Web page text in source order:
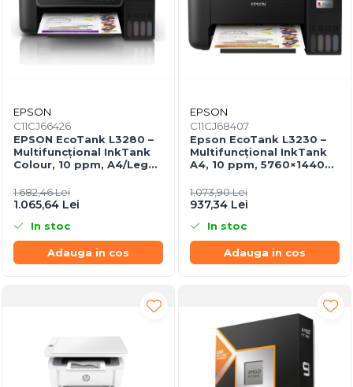
EPSON
C11CJ66426
EPSON EcoTank L3280 –
Multifuncțional InkTank
Colour, 10 ppm, A4/Legal,
1.682,46 Lei
1.065,64 Lei
In stoc
Adauga in cos
EPSON
C11CJ68407
Epson EcoTank L3230 –
Multifuncțional InkTank
A4, 10 ppm, 5760×1440
1.073,90 Lei
937,34 Lei
In stoc
Adauga in cos